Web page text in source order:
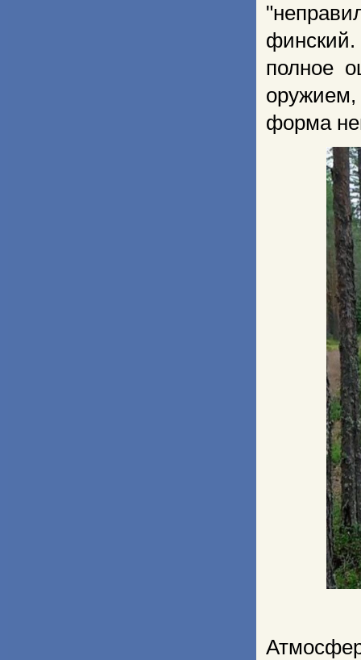
полное
форма